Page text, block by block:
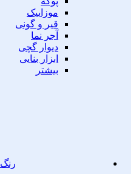
موزاییک
قیر و گونی
آجر نما
دیوار گچی
ابزار بنایی
بیشتر
رنگ